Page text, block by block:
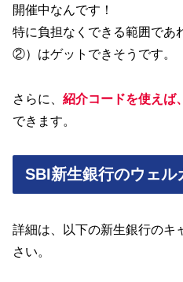
開催中なんです！
特に負担なくできる範囲であ
②）はゲットできそうです。
さらに、 紹介コードを使えば、
できます。
SBI新生銀行のウェル
詳細は、以下の新生銀行のキ
さい。